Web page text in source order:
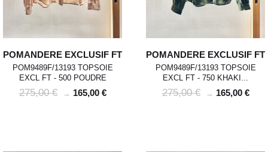
POMANDERE EXCLUSIF FT
POM9489F/13193 TOPSOIE
EXCL FT - 500 POUDRE
275,00 € → 165,00 €
POMANDERE EXCLUSIF FT
POM9489F/13193 TOPSOIE
EXCL FT - 750 KHAKI...
275,00 € → 165,00 €